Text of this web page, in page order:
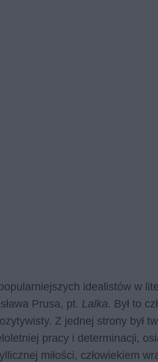
idealistów w
Prusa, pt. Lalka. Był to
Z jednej strony był
pracy i determinacji,
miłości, człowiekiem